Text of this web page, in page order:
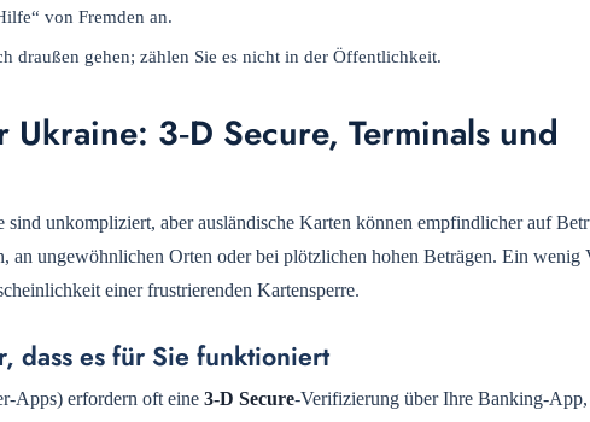
von Fremden an.
draußen gehen; zählen Sie es nicht in der Öffentlichkeit.
3‑D Secure, Terminals und
unkompliziert, aber ausländische Karten können empfindlicher auf
an ungewöhnlichen Orten oder bei plötzlichen hohen Beträgen. Ein wenig
einer frustrierenden Kartensperre.
dass es für Sie funktioniert
Apps) erfordern oft eine 3‑D Secure-Verifizierung über Ihre Banking-App,